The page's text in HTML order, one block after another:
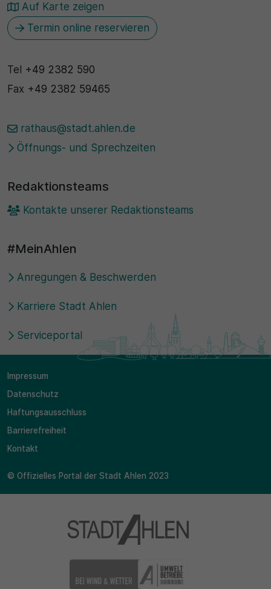
Auf Karte zeigen
Termin online reservieren
Tel +49 2382 590
Fax +49 2382 59465
rathaus@stadt.ahlen.de
Öffnungs- und Sprechzeiten
Redaktionsteams
Kontakte unserer Redaktionsteams
#MeinAhlen
Anregungen & Beschwerden
Karriere Stadt Ahlen
Serviceportal
Impressum
Datenschutz
Haftungsausschluss
Barrierefreiheit
Kontakt
© Offizielles Portal der Stadt Ahlen 2023